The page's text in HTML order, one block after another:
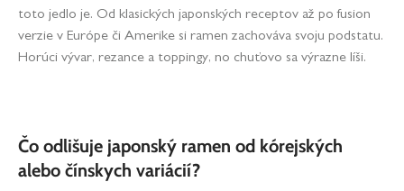
toto jedlo je. Od klasických japonských receptov až po fusion
verzie v Európe či Amerike si ramen zachováva svoju podstatu.
Horúci vývar, rezance a toppingy, no chuťovo sa výrazne líši.
Čo odlišuje japonský ramen od kórejských
alebo čínskych variácií?